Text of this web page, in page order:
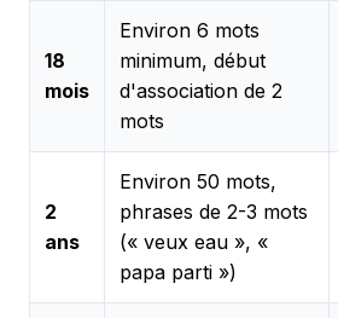
18
mois
Environ 6 mots
minimum, début
d'association de 2
mots
2
ans
Environ 50 mots,
phrases de 2-3 mots
(« veux eau », «
papa parti »)